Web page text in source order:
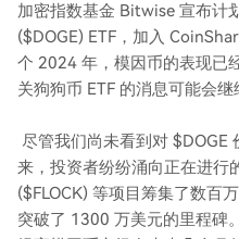
加密指数基金 Bitwise 宣布计
($DOGE) ETF，加入
个 2024 年，模因币的表现已
关狗狗币 ETF 的消息可能会继
尽管我们尚未看到对 $DOGE
来，投资者纷纷涌向正在进行
($FLOCK) 等项目筹集了数百
突破了 1300 万美元的里程碑